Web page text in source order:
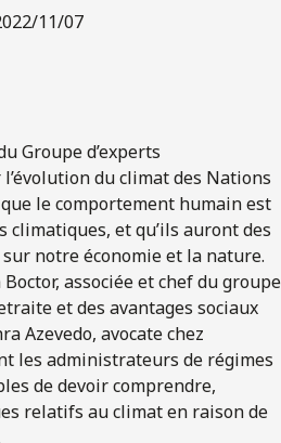
11/07
Groupe d’experts
du climat des Nations
le comportement humain est
climatiques, et qu’ils auront des
notre économie et la nature.
associée et chef du groupe
et des avantages sociaux
Azevedo, avocate chez
les administrateurs de régimes
de devoir comprendre,
relatifs au climat en raison de